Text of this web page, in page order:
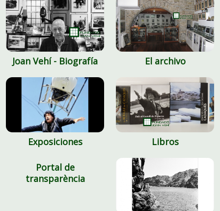
Joan Vehí - Biografía El archivo
Exposiciones Libros
Portal de
transparència